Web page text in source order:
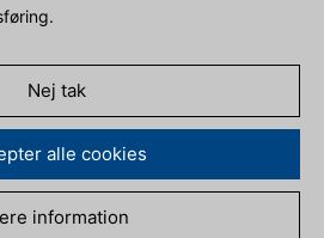
POLITIK IMPRINT
Nej tak
alle cookies
information